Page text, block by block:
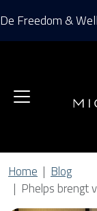
De Freedom &
Home
Blog
Phelps brengt